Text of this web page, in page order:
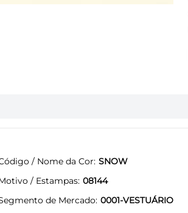
/ Nome da Cor SNOW
/ Estampas 08144
de Mercado 0001-VESTUÁRIO